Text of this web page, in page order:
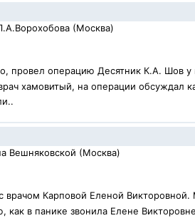
(Москва)
провел операцию Десятник К.А. Шов
хамовитый, на операции обсуждал
Вешняковской (Москва)
врачом Карповой Еленой
в панике звонила Елене